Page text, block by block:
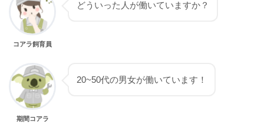
コアラ飼育員
どういった人が働いていますか？
期間コアラ
20~50代の男女が働いています！